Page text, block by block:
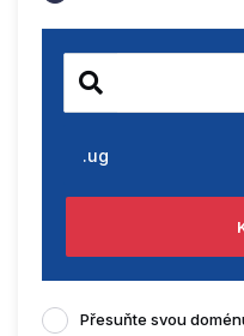
Přesuňte svou